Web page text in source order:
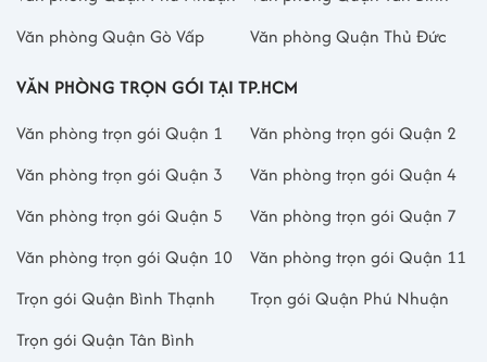
Văn phòng Quận Gò Vấp
Văn phòng Quận Thủ Đức
VĂN PHÒNG TRỌN GÓI TẠI TP.HCM
Văn phòng trọn gói Quận 1
Văn phòng trọn gói Quận 2
Văn phòng trọn gói Quận 3
Văn phòng trọn gói Quận 4
Văn phòng trọn gói Quận 5
Văn phòng trọn gói Quận 7
Văn phòng trọn gói Quận 10
Văn phòng trọn gói Quận 11
Trọn gói Quận Bình Thạnh
Trọn gói Quận Phú Nhuận
Trọn gói Quận Tân Bình